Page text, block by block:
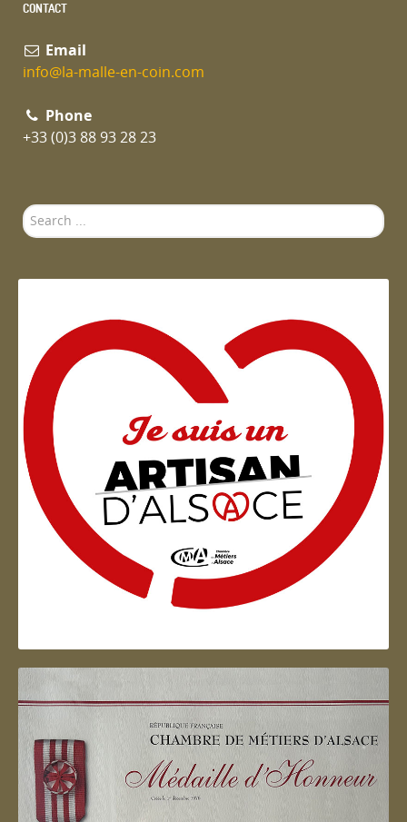
CONTACT
Email
info@la-malle-en-coin.com
Phone
+33 (0)3 88 93 28 23
Search
...
Artisan d'Alsace